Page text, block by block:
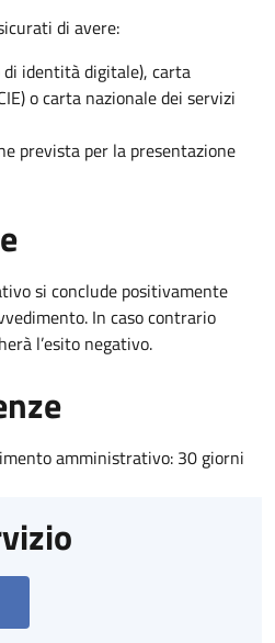
di avere:
di identità digitale), carta
o carta nazionale dei servizi
prevista per la presentazione
si conclude positivamente
In caso contrario
l’esito negativo.
amministrativo: 30 giorni